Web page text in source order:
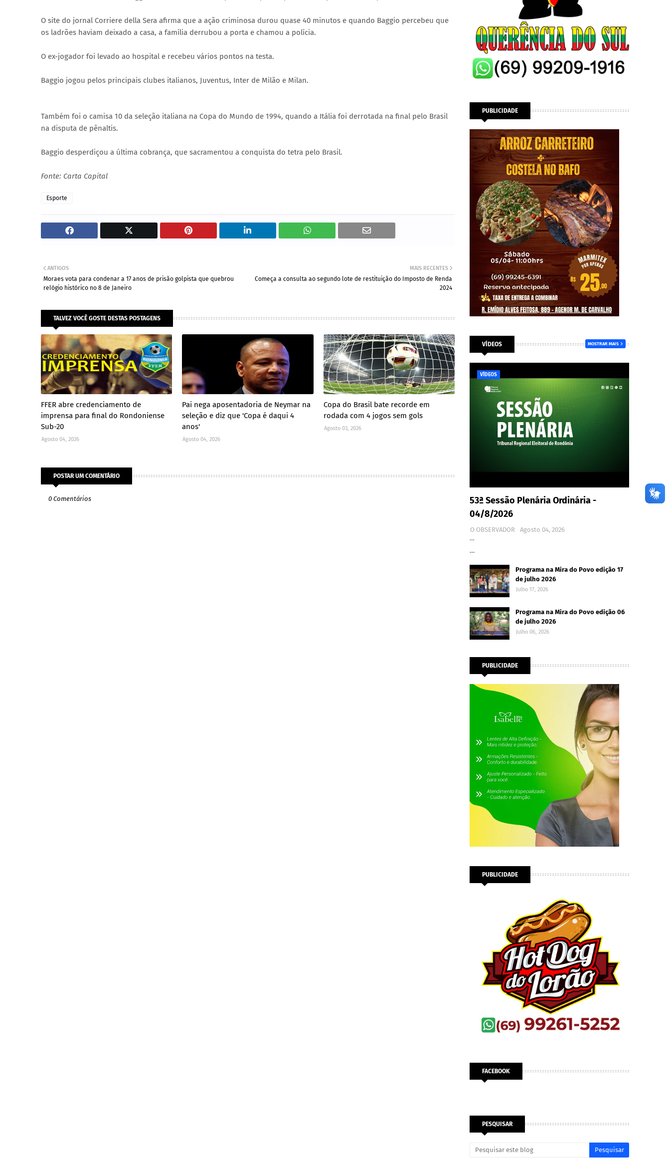
O site do jornal Corriere della Sera afirma que a ação criminosa durou quase 40 minutos e quando Baggio percebeu que
os ladrões haviam deixado a casa, a família derrubou a porta e chamou a polícia.
O ex-jogador foi levado ao hospital e recebeu vários pontos na testa.
Baggio jogou pelos principais clubes italianos, Juventus, Inter de Milão e Milan.
Também foi o camisa 10 da seleção italiana na Copa do Mundo de 1994, quando a Itália foi derrotada na final pelo Brasil
na disputa de pênaltis.
Baggio desperdiçou a última cobrança, que sacramentou a conquista do tetra pelo Brasil.
Fonte: Carta Capital
Esporte
MAIS RECENTES
Começa a consulta ao segundo lote de restituição do Imposto de Renda
2024
ANTIGOS
Moraes vota para condenar a 17 anos de prisão golpista que quebrou
relógio histórico no 8 de Janeiro
TALVEZ VOCÊ GOSTE DESTAS POSTAGENS
FFER abre credenciamento de
imprensa para final do Rondoniense
Sub-20
Agosto 04, 2026
Pai nega aposentadoria de Neymar na
seleção e diz que 'Copa é daqui 4
anos'
Agosto 04, 2026
Copa do Brasil bate recorde em
rodada com 4 jogos sem gols
Agosto 03, 2026
POSTAR UM COMENTÁRIO
0 Comentários
PUBLICIDADE
VÍDEOS MOSTRAR MAIS
VÍDEOS
53ª Sessão Plenária Ordinária -
04/8/2026
O OBSERVADOR
Agosto 04, 2026
…
…
Programa na Mira do Povo edição 17
de julho 2026
Julho 17, 2026
Programa na Mira do Povo edição 06
de julho 2026
Julho 06, 2026
PUBLICIDADE
PUBLICIDADE
FACEBOOK
PESQUISAR